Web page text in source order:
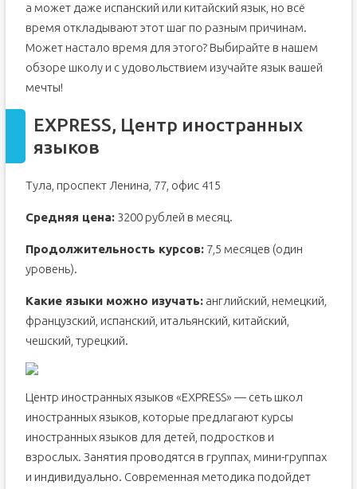
а может даже испанский или китайский язык, но всё
время откладывают этот шаг по разным причинам.
Может настало время для этого? Выбирайте в нашем
обзоре школу и с удовольствием изучайте язык вашей
мечты!
EXPRESS, Центр иностранных
языков
Тула, проспект Ленина, 77, офис 415
Средняя цена:3200 рублей в месяц.
Продолжительность курсов:7,5 месяцев (один
уровень).
Какие языки можно изучать:английский, немецкий,
французский, испанский, итальянский, китайский,
чешский, турецкий.
Центр иностранных языков «EXPRESS» — сеть школ
иностранных языков, которые предлагают курсы
иностранных языков для детей, подростков и
взрослых. Занятия проводятся в группах, мини-группах
и индивидуально. Современная методика подойдет